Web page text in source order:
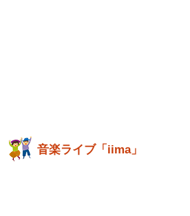
音楽ライブ「iima」